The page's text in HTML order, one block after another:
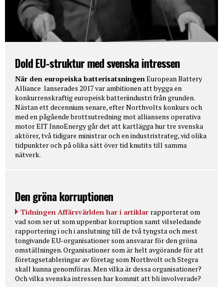
Dold EU-struktur med svenska intressen
När den europeiska batterisatsningenEuropean Battery
Alliance lanserades 2017 var ambitionen att bygga en
konkurrenskraftig europeisk batteriindustri från grunden.
Nästan ett decennium senare, efter Northvolts konkurs och
med en pågående brottsutredning mot alliansens operativa
motor EIT InnoEnergy går det att kartlägga hur tre svenska
aktörer, två tidigare ministrar och en industristrateg, vid olika
tidpunkter och på olika sätt över tid knutits till samma
nätverk.
Den gröna korruptionen
Tidningen Affärsvärlden har i artiklar rapporterat om
vad som ser ut som uppenbar korruption samt vilseledande
rapportering i och i anslutning till de två tyngsta och mest
tongivande EU-organisationer som ansvarar för den gröna
omställningen. Organisationer som är helt avgörande för att
företagsetableringar av företag som Northvolt och Stegra
skall kunna genomföras. Men vilka är dessa organisationer?
Och vilka svenska intressen har kommit att bli involverade?